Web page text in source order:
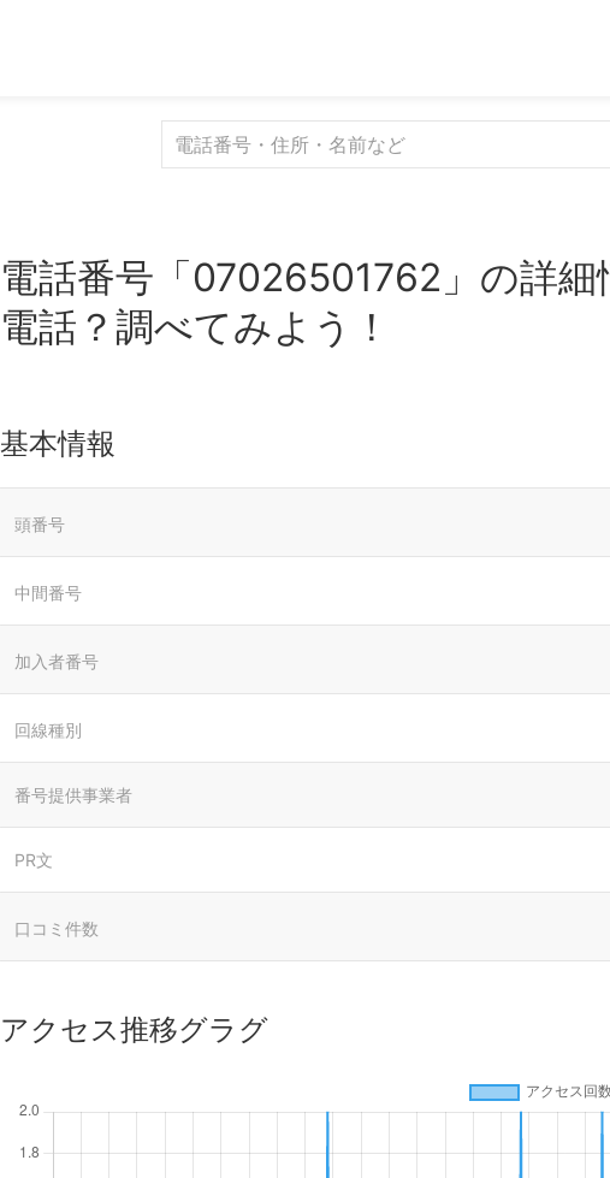
電話番号「07026501762」の詳
電話？調べてみよう！
基本情報
頭番号
中間番号
加入者番号
回線種別
番号提供事業者
PR文
口コミ件数
アクセス推移グラグ